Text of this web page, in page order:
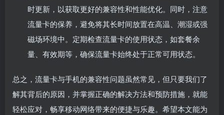
时更新，以获取更好的兼容性和性能优化。同时，注意
流量卡的保养，避免将其长时间放置在高温、潮湿或强
磁场环境中。定期检查流量卡的使用状态，如套餐余
量、有效期等，确保流量卡始终处于正常可用状态。
总之，流量卡与手机的兼容性问题虽然常见，但只要我们了
解其背后的原因，并掌握正确的解决方法和预防措施，就能
轻松应对，畅享移动网络带来的便捷与乐趣。希望本文能为